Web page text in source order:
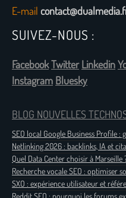
E-mail
SUIVEZ-NOUS :
FacebookTwitter Linkedin
Instagram Bluesky
BLOG NOUVELLES
SEO local Google Business Profile :
Netlinking 2026 : backlinks, IA et
Quel Data Center choisir à Marseille
Recherche vocale SEO : optimiser
SXO : expérience utilisateur et